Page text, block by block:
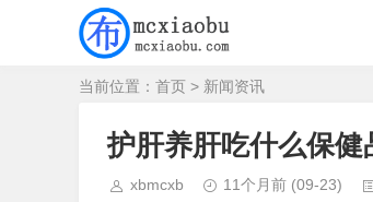
当前位置： 首页 > 新闻资讯
护肝养肝吃什么保
xbmcxb 11个月前 (09-23)